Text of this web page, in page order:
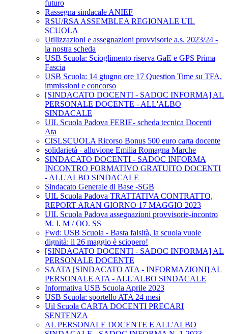
futuro
Rassegna sindacale ANIEF
RSU/RSA ASSEMBLEA REGIONALE UIL
SCUOLA
Utilizzazioni e assegnazioni provvisorie a.s. 2023/24 -
la nostra scheda
USB Scuola: Scioglimento riserva GaE e GPS Prima
Fascia
USB Scuola: 14 giugno ore 17 Question Time su TFA,
immissioni e concorso
[SINDACATO DOCENTI - SADOC INFORMA] AL
PERSONALE DOCENTE - ALL'ALBO
SINDACALE
UIL Scuola Padova FERIE- scheda tecnica Docenti
Ata
CISLSCUOLA Ricorso Bonus 500 euro carta docente
solidarietà - alluvione Emilia Romagna Marche
SINDACATO DOCENTI - SADOC INFORMA
INCONTRO FORMATIVO GRATUITO DOCENTI
- ALL'ALBO SINDACALE
Sindacato Generale di Base -SGB
UIL Scuola Padova TRATTATIVA CONTRATTO,
REPORT ARAN GIORNO 17 MAGGIO 2023
UIL Scuola Padova assegnazioni provvisorie-incontro
M. I. M / OO. SS
Fwd: USB Scuola - Basta falsità, la scuola vuole
dignità: il 26 maggio è sciopero!
[SINDACATO DOCENTI - SADOC INFORMA] AL
PERSONALE DOCENTE
SAATA [SINDACATO ATA - INFORMAZIONI] AL
PERSONALE ATA - ALL'ALBO SINDACALE
Informativa USB Scuola Aprile 2023
USB Scuola: sportello ATA 24 mesi
Uil Scuola CARTA DOCENTI PRECARI
SENTENZA
AL PERSONALE DOCENTE E ALL'ALBO